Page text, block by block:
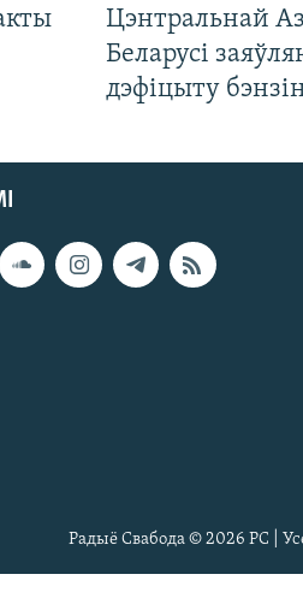
Цэнтральнай
Беларусі
дэфіцыту
Радыё Свабода © 2026 РС |